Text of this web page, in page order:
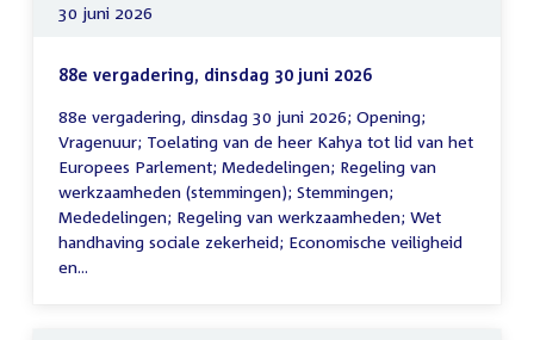
30 juni 2026
88e vergadering, dinsdag 30 juni 2026
88e vergadering, dinsdag 30 juni 2026; Opening;
Vragenuur; Toelating van de heer Kahya tot lid van het
Europees Parlement; Mededelingen; Regeling van
werkzaamheden (stemmingen); Stemmingen;
Mededelingen; Regeling van werkzaamheden; Wet
handhaving sociale zekerheid; Economische veiligheid
en...